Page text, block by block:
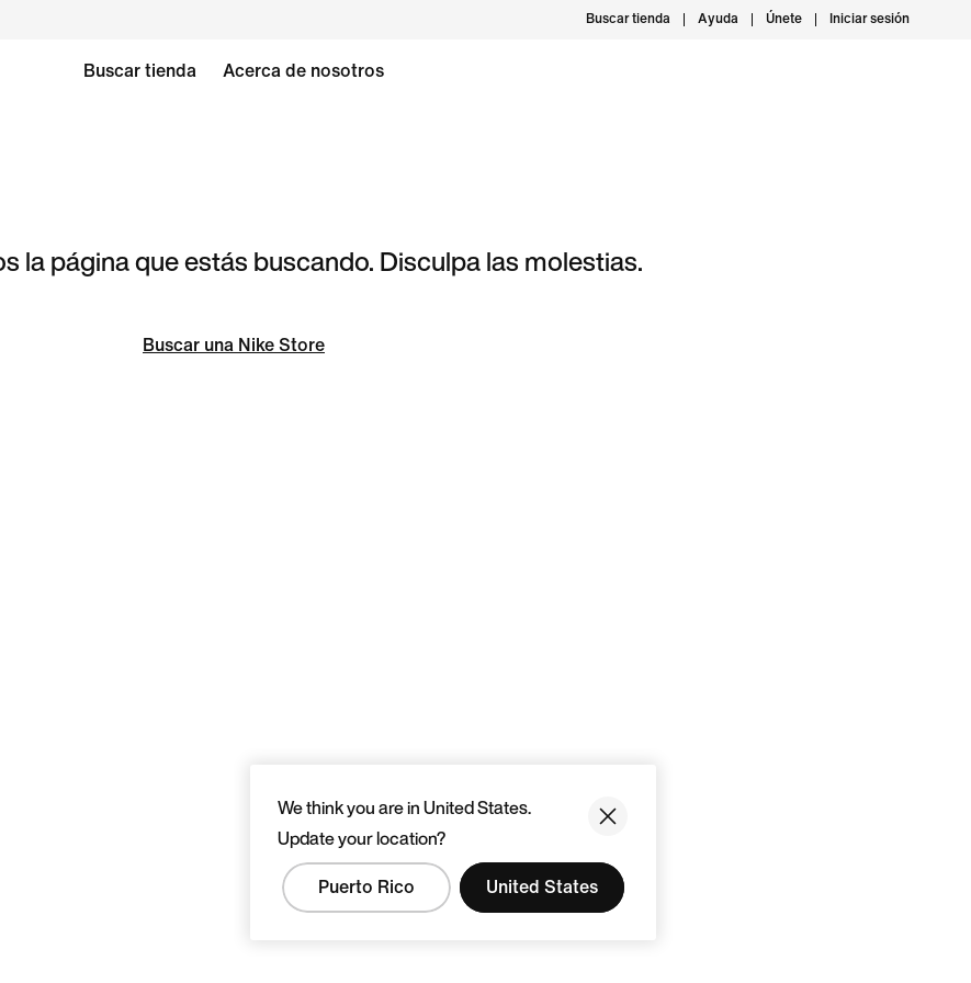
We think you are in United States.
Update your location?
Puerto Rico United States
Buscar tienda Ayuda Únete Iniciar sesión
Buscar tienda Acerca de nosotros
la página que estás buscando. Disculpa las molestias.
Buscar una Nike Store